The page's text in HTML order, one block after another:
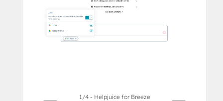
화
1/4 - Helpjuice for Breeze